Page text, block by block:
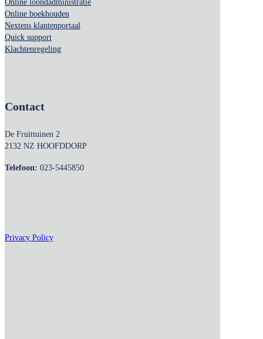
Online loondadministratie
Online boekhouden
Nextens klantenportaal
Quick support
Klachtenregeling
Contact
De Fruittuinen 2
2132 NZ HOOFDDORP
Telefoon: 023-5445850
Privacy Policy